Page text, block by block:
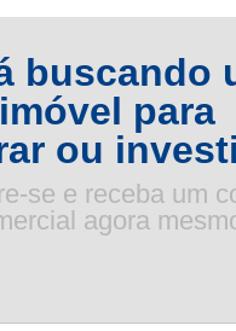
buscando
imóvel para
ou
se e receba um
agora